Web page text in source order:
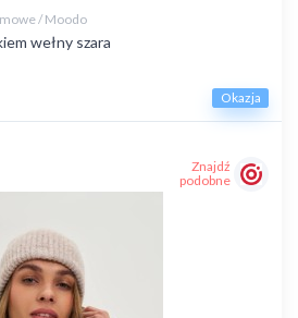
Okazja
/ Moodo
wełny szara
Znajdź
podobne